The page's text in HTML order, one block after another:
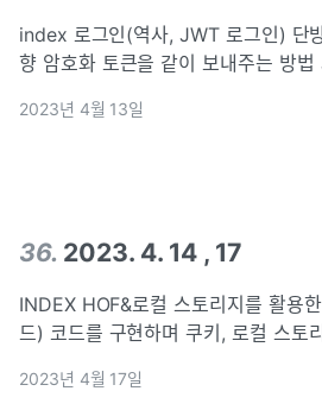
index 로그인(역사, JWT 로그인) 단방향 암호화(해싱), 양방
향 암호화 토큰을 같이 보내주는 방
Recoil연결 새로고침 이후 재접속 과
2023년 4월 13일
36. 2023. 4. 14 , 17
INDEX HOF&로컬 스토리지를 활용
드) 코드를 구현하며 쿠키, 로컬 스토리지, 세션 스토리지 중
해 기획 의도에 적합한 저장소를 선택할 것 비회원 장
2023년 4월 17일